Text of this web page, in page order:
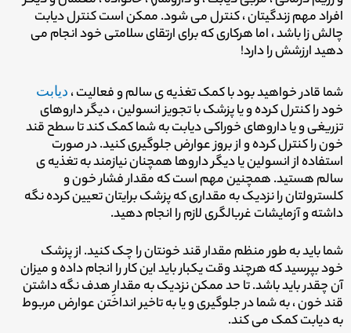
افراد مهم زندگیتان ، کنترل می شود. ممکن است کنترل دیابت
چالش زا باشد ، اما هرکاری که برای ارتقای سلامتی خود انجام می
دهید ارزشش را دارد!
شما قادر خواهید بود با کمک تغذیه ی سالم و فعالیت ، دیابت
خود را کنترل کرده و یا پزشک با تجویز انسولین ، دیگر داروهای
تزریغی و یا داروهای خوراکی دیابت به شما کمک کند تا سطح قند
خون را کنترل کرده و از بروز عوارض جلوگیری کنید. در صورت
استفاده از انسولین یا دیگر داروها همچنان نیازمند به تغذیه ی
سالم هستید. همچنین مهم است که مقدار فشار خون و
کلسترولتان را نزدیک به مقداری که پزشک برایتان تعیین کرده نگه
داشته و آزمایشات غربالگری لازم را انجام دهید.
شما باید به طور منظم مقدار قند خونتان را چک کنید. از پزشک
خود بپرسید که هرچند وقت یکبار باید این کار را انجام داده و میزان
آن چقدر باید باشد. تا حد ممکن نزدیک به مقدارِ هدف نگه داشتن
قند خون ، به شما در جلوگیری و یا به تاخیر انداختن عوارض مربوط
به دیابت کمک می کند.